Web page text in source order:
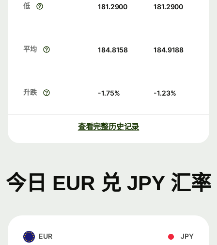
低 181.2900 181.2900
平均 184.8158 184.9188
升跌 -1.75% -1.23%
查看完整历史记录
今日 EUR 兑 JPY 汇率
EUR JPY